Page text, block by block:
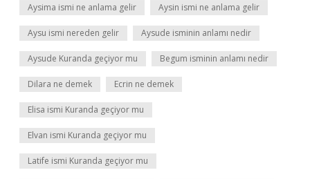
Aysima ismi ne anlama gelir Aysin ismi ne anlama gelir
Aysu ismi nereden gelir Aysude isminin anlamı nedir
Aysude Kuranda geçiyor mu Begum isminin anlamı nedir
Dilara ne demek Ecrin ne demek
Elisa ismi Kuranda geçiyor mu
Elvan ismi Kuranda geçiyor mu
Latife ismi Kuranda geçiyor mu